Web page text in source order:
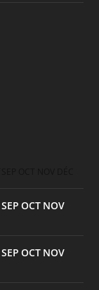
SEP OCT NOV
SEP OCT NOV